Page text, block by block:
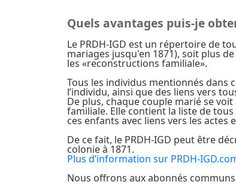
Quels avantages puis-je
Le PRDH-IGD est un répertoire de
mariages jusqu'en 1871), soit plus
les «reconstructions familiale».
Tous les individus mentionnés dans
l’individu, ainsi que des liens vers
De plus, chaque couple marié se
familiale. Elle contient la liste de
ces enfants avec liens vers les
De ce fait, le PRDH-IGD peut être
colonie à 1871.
Plus d’information sur PRDH-
Nous offrons aux abonnés